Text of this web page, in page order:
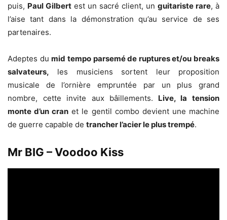
puis, Paul Gilbert est un sacré client, un guitariste rare, à
l’aise tant dans la démonstration qu’au service de ses
partenaires.
Adeptes dumid tempo parsemé de ruptures et/ou breaks
salvateurs, les musiciens sortent leur proposition
musicale de l’ornière empruntée par un plus grand
nombre, cette invite aux bâillements. Live, la tension
monte d’un cran et le gentil combo devient une machine
de guerre capable de trancher l’acier le plus trempé.
Mr BIG – Voodoo Kiss